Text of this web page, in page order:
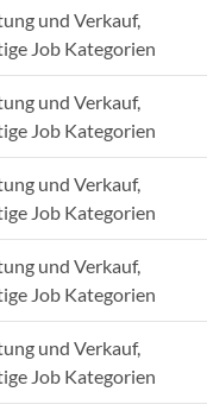
und Verkauf,
Job Kategorien
und Verkauf,
Job Kategorien
und Verkauf,
Job Kategorien
und Verkauf,
Job Kategorien
und Verkauf,
Job Kategorien